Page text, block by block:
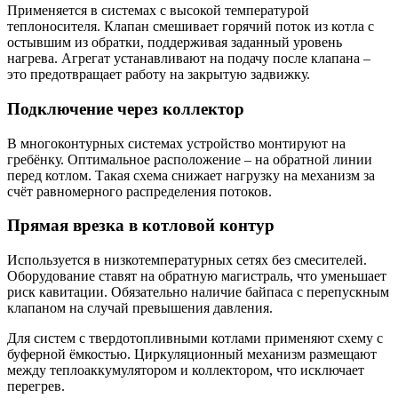
Применяется в системах с высокой температурой
теплоносителя. Клапан смешивает горячий поток из котла с
остывшим из обратки, поддерживая заданный уровень
нагрева. Агрегат устанавливают на подачу после клапана –
это предотвращает работу на закрытую задвижку.
Подключение через коллектор
В многоконтурных системах устройство монтируют на
гребёнку. Оптимальное расположение – на обратной линии
перед котлом. Такая схема снижает нагрузку на механизм за
счёт равномерного распределения потоков.
Прямая врезка в котловой контур
Используется в низкотемпературных сетях без смесителей.
Оборудование ставят на обратную магистраль, что уменьшает
риск кавитации. Обязательно наличие байпаса с перепускным
клапаном на случай превышения давления.
Для систем с твердотопливными котлами применяют схему с
буферной ёмкостью. Циркуляционный механизм размещают
между теплоаккумулятором и коллектором, что исключает
перегрев.